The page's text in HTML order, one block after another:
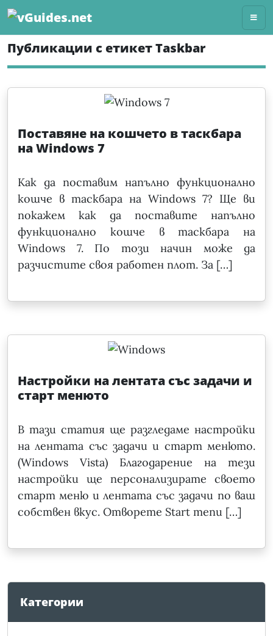
Skip
content
Публикации с етикет Taskbar
Поставяне на кошчето в таскбара
на Windows 7
Как да поставим напълно функционално
кошче в таскбара на Windows 7? Ще ви
покажем как да поставите напълно
функционално кошче в таскбара на
Windows 7. По този начин може да
разчистите своя работен плот. За […]
Настройки на лентата със задачи и
старт менюто
В тази статия ще разгледаме настройки
на лентата със задачи и старт менюто.
(Windows Vista) Благодарение на тези
настройки ще персонализирате своето
старт меню и лентата със задачи по ваш
собствен вкус. Отворете Start menu […]
Категории